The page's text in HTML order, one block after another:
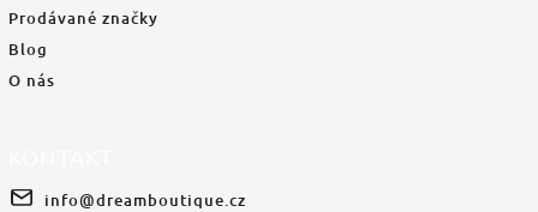
Prodávané značky
Blog
O nás
info@dreamboutique.cz